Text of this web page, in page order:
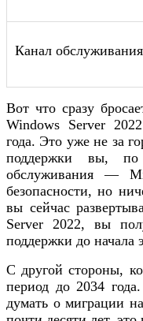
Канал обслуживания
Вот что сразу
Windows Server
года. Это уже не за
поддержки вы,
обслуживания —
безопасности, но
вы сейчас
Server 2022, вы
поддержки до начала
С другой стороны,
период до 2034
думать о миграции